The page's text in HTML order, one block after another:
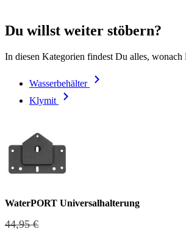
Du willst weiter stöbern?
In diesen Kategorien findest Du alles, wonach
Wasserbehälter
Klymit
WaterPORT Universalhalterung
44,95 €